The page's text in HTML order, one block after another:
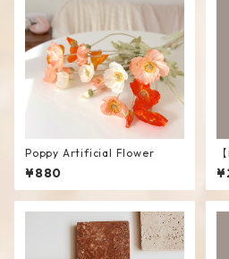
Poppy Artificial Flower
¥880